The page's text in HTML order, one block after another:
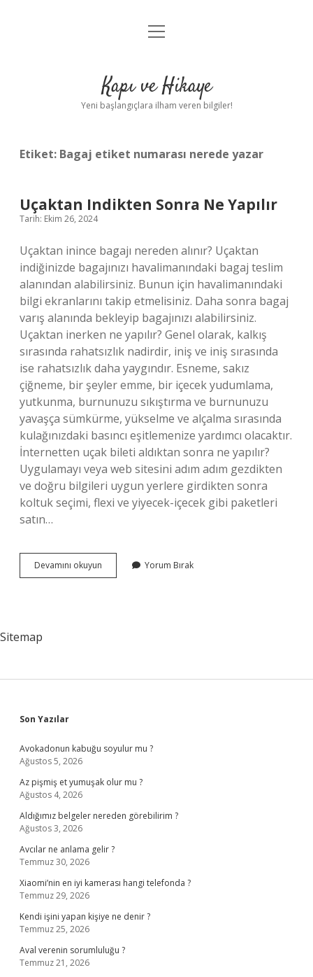
Anasayfa
Yasal Uyarı
menüyü
Kapı ve Hikaye
Yeni başlangıçlara ilham veren bilgiler!
Etiket: Bagaj etiket numarası nerede yazar
Uçaktan Indikten Sonra Ne Yapılır
Tarih: Ekim 26, 2024
Uçaktan inince bagajı nereden alınır? Uçaktan
indiğinizde bagajınızı havalimanındaki bagaj teslim
alanından alabilirsiniz. Bunun için havalimanındaki
bilgi ekranlarını takip etmelisiniz. Daha sonra bagaj
varış alanında bekleyip bagajınızı alabilirsiniz.
Uçaktan inerken ne yapılır? Genel olarak, kalkış
sırasında rahatsızlık nadirdir, iniş ve iniş sırasında
ise rahatsızlık daha yaygındır. Esneme, sakız
çiğneme, bir şeyler emme, bir içecek yudumlama,
yutkunma, burnunuzu sıkıştırma ve burnunuzu
yavaşça sümkürme, yükselme ve alçalma sırasında
kulağınızdaki basıncı eşitlemenize yardımcı olacaktır.
İnternetten uçak bileti aldıktan sonra ne yapılır?
Uygulamayı veya web sitesini adım adım gezdikten
ve doğru bilgileri uygun yerlere girdikten sonra
koltuk seçimi, flexi ve yiyecek-içecek gibi paketleri
satın…
Devamını okuyun Uçaktan
Indikten
Yorum Bırak
Sitemap
Sidebar
Son Yazılar
Avokadonun kabuğu soyulur mu ?
Ağustos 5, 2026
Az pişmiş et yumuşak olur mu ?
Ağustos 4, 2026
Aldığımız belgeler nereden görebilirim ?
Ağustos 3, 2026
Avcılar ne anlama gelir ?
Temmuz 30, 2026
Xiaomi’nin en iyi kamerası hangi telefonda ?
Temmuz 29, 2026
Kendi işini yapan kişiye ne denir ?
Temmuz 25, 2026
Aval verenin sorumluluğu ?
Temmuz 21, 2026